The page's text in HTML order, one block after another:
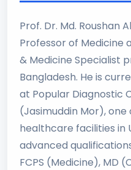
Prof. Dr. Md. Roushan
Professor of Medicine
& Medicine Specialist
Bangladesh. He is
at Popular Diagnostic
(Jasimuddin Mor),
healthcare facilities in
advanced
FCPS (Medicine), MD